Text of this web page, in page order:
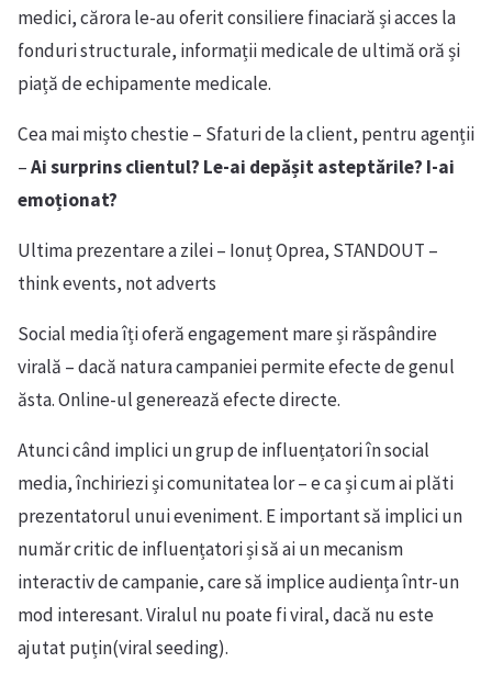
medici, cărora le-au oferit consiliere finaciară și acces la
fonduri structurale, informații medicale de ultimă oră și
piață de echipamente medicale.
Cea mai mișto chestie – Sfaturi de la client, pentru agenții
–Ai surprins clientul? Le-ai depășit asteptările? I-ai
emoționat?
Ultima prezentare a zilei – Ionuț Oprea, STANDOUT –
think events, not adverts
Social media îți oferă engagement mare și răspândire
virală – dacă natura campaniei permite efecte de genul
ăsta. Online-ul generează efecte directe.
Atunci când implici un grup de influențatori în social
media, închiriezi și comunitatea lor – e ca și cum ai plăti
prezentatorul unui eveniment. E important să implici un
număr critic de influențatori și să ai un mecanism
interactiv de campanie, care să implice audiența într-un
mod interesant. Viralul nu poate fi viral, dacă nu este
ajutat puțin(viral seeding).